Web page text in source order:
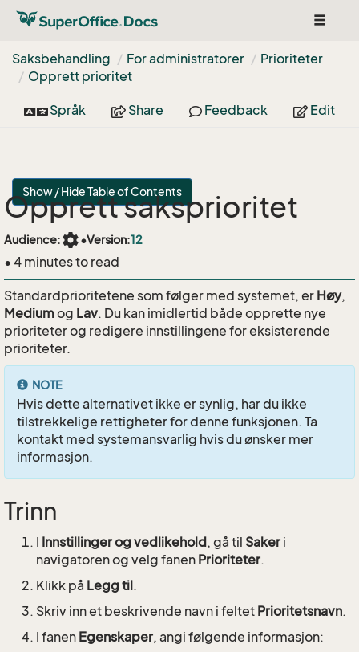
Toggle
Saksbehandling
For administratorer
Prioriteter
Opprett prioritet
Språk Share Feedback Edit
Show / Hide Table of Contents
Opprett saksprioritet
Audience:settings•Version:12
• 4 minutes to read
Standardprioritetene som følger med systemet, er Høy,
Mediumog Lav. Du kan imidlertid både opprette nye
prioriteter og redigere innstillingene for eksisterende
prioriteter.
NOTE
Hvis dette alternativet ikke er synlig, har du ikke
tilstrekkelige rettigheter for denne funksjonen. Ta
kontakt med systemansvarlig hvis du ønsker mer
informasjon.
Trinn
I Innstillinger og vedlikehold, gå til Saker i
navigatoren og velg fanen Prioriteter.
Klikk på Legg til.
Skriv inn et beskrivende navn i feltet Prioritetsnavn.
I fanen Egenskaper, angi følgende informasjon: